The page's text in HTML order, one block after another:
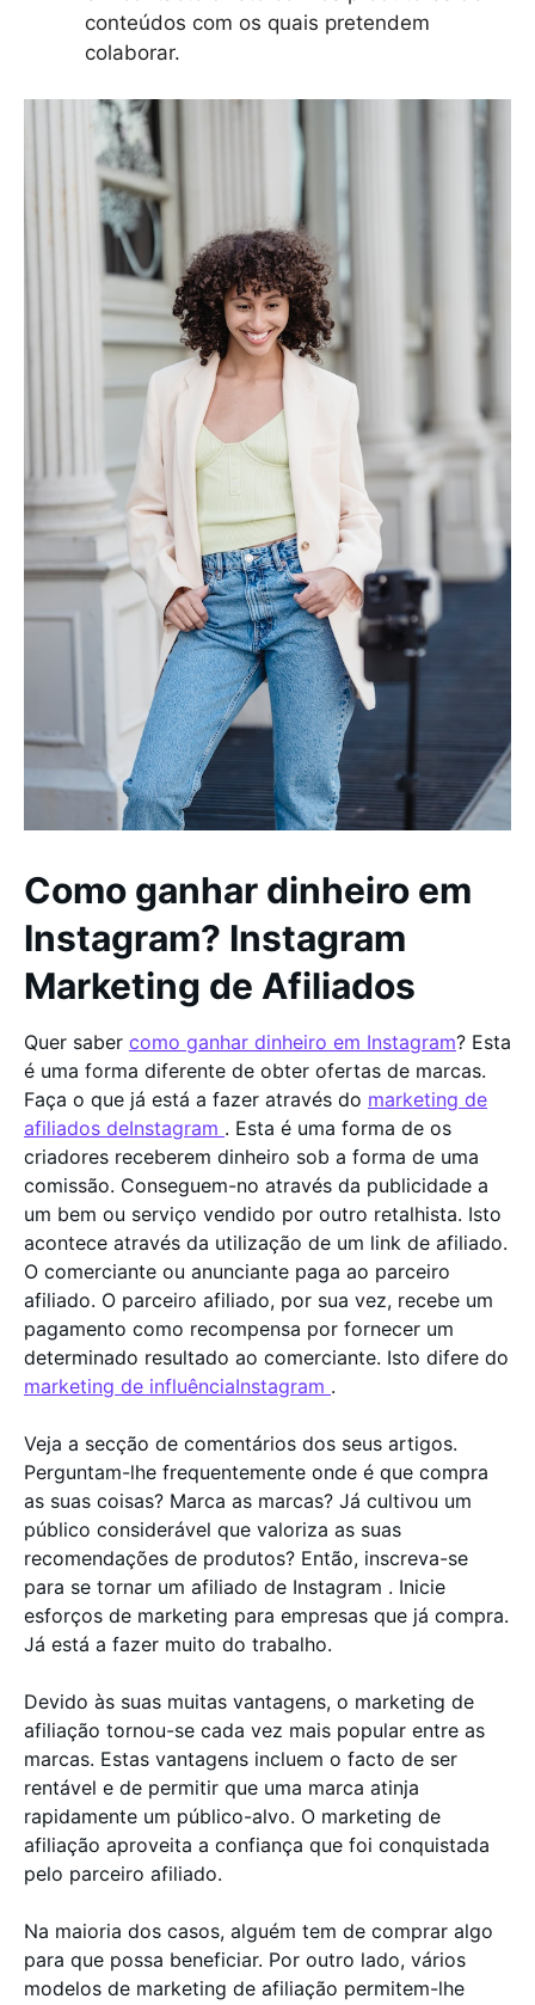
conteúdos com os quais pretendem
colaborar.
Como ganhar dinheiro em
Instagram? Instagram
Marketing de Afiliados
Quer saber como ganhar dinheiro em Instagram? Esta
é uma forma diferente de obter ofertas de marcas.
Faça o que já está a fazer através do marketing de
afiliados deInstagram . Esta é uma forma de os
criadores receberem dinheiro sob a forma de uma
comissão. Conseguem-no através da publicidade a
um bem ou serviço vendido por outro retalhista. Isto
acontece através da utilização de um link de afiliado.
O comerciante ou anunciante paga ao parceiro
afiliado. O parceiro afiliado, por sua vez, recebe um
pagamento como recompensa por fornecer um
determinado resultado ao comerciante. Isto difere do
marketing de influênciaInstagram .
Veja a secção de comentários dos seus artigos.
Perguntam-lhe frequentemente onde é que compra
as suas coisas? Marca as marcas? Já cultivou um
público considerável que valoriza as suas
recomendações de produtos? Então, inscreva-se
para se tornar um afiliado de Instagram . Inicie
esforços de marketing para empresas que já compra.
Já está a fazer muito do trabalho.
Devido às suas muitas vantagens, o marketing de
afiliação tornou-se cada vez mais popular entre as
marcas. Estas vantagens incluem o facto de ser
rentável e de permitir que uma marca atinja
rapidamente um público-alvo. O marketing de
afiliação aproveita a confiança que foi conquistada
pelo parceiro afiliado.
Na maioria dos casos, alguém tem de comprar algo
para que possa beneficiar. Por outro lado, vários
modelos de marketing de afiliação permitem-lhe